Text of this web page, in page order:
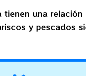
una
y pescados